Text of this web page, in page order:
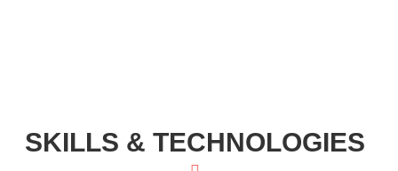
SKILLS & TECHNOLOGIES